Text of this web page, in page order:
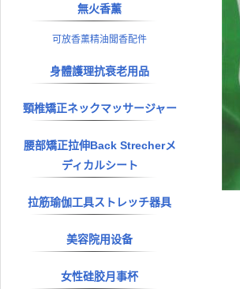
無火香薰
可放香薰精油聞香配件
身體護理抗衰老用品
頸椎矯正ネックマッサージャー
腰部矯正拉伸Back Strecherメ
ディカルシート
拉筋瑜伽工具ストレッチ器具
美容院用设备
女性硅胶月事杯